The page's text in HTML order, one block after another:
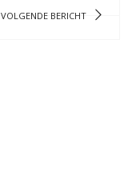
VOLGENDE BERICHT